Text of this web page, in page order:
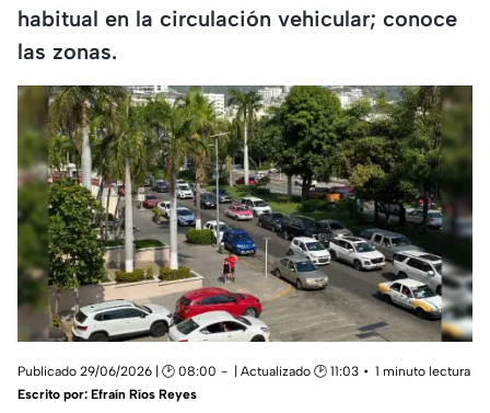
habitual en la circulación vehicular; conoce
las zonas.
Publicado 29/06/2026 | 🕑 08:00 | Actualizado 🕑 11:03
1 minuto lectura
Escrito por: Efraín Ríos Reyes